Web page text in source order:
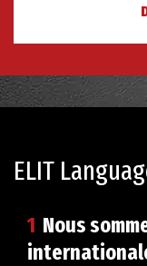
ELIT
1 Nous